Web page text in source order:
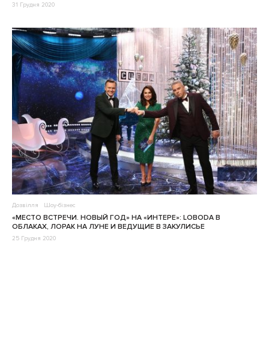
31 Грудня 2020
Дозвілля Шоу-бізнес
«МЕСТО ВСТРЕЧИ. НОВЫЙ ГОД» НА «ИНТЕРЕ»: LOBODA В
ОБЛАКАХ, ЛОРАК НА ЛУНЕ И ВЕДУЩИЕ В ЗАКУЛИСЬЕ
25 Грудня 2020